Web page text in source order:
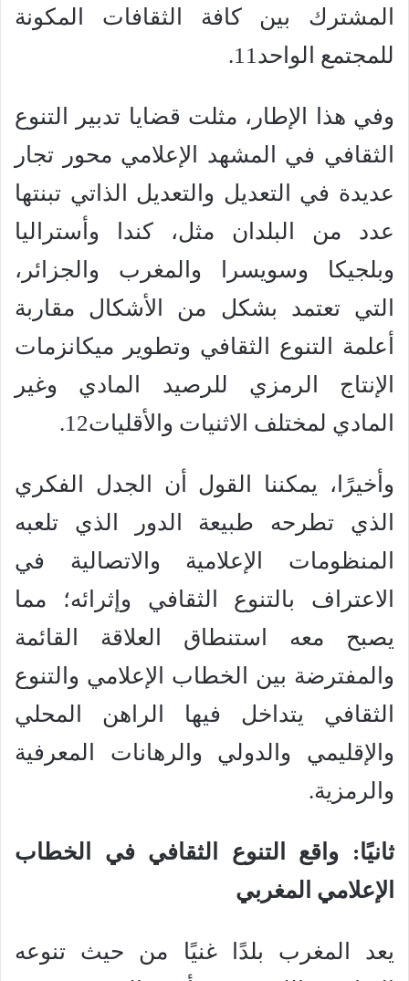
المشترك بين كافة الثقافات المكونة
للمجتمع الواحد11.
وفي هذا الإطار، مثلت قضايا تدبير التنوع
الثقافي في المشهد الإعلامي محور تجار
عديدة في التعديل والتعديل الذاتي تبنتها
عدد من البلدان مثل، كندا وأستراليا
وبلجيكا وسويسرا والمغرب والجزائر،
التي تعتمد بشكل من الأشكال مقاربة
أعلمة التنوع الثقافي وتطوير ميكانزمات
الإنتاج الرمزي للرصيد المادي وغير
المادي لمختلف الاثنيات والأقليات12.
وأخيرًا، يمكننا القول أن الجدل الفكري
الذي تطرحه طبيعة الدور الذي تلعبه
المنظومات الإعلامية والاتصالية في
الاعتراف بالتنوع الثقافي وإثرائه؛ مما
يصبح معه استنطاق العلاقة القائمة
والمفترضة بين الخطاب الإعلامي والتنوع
الثقافي يتداخل فيها الراهن المحلي
والإقليمي والدولي والرهانات المعرفية
والرمزية.
ثانيًا: واقع التنوع الثقافي في الخطاب
الإعلامي المغربي
يعد المغرب بلدًا غنيًا من حيث تنوعه